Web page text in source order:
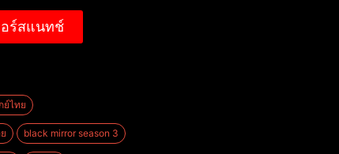
อร์สแนทช์
ย์ไทย
black mirror season 3